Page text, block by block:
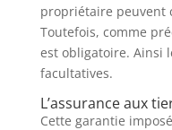
propriétaire peuvent
Toutefois, comme
est obligatoire. Ainsi
facultatives.
L’assurance aux
Cette garantie